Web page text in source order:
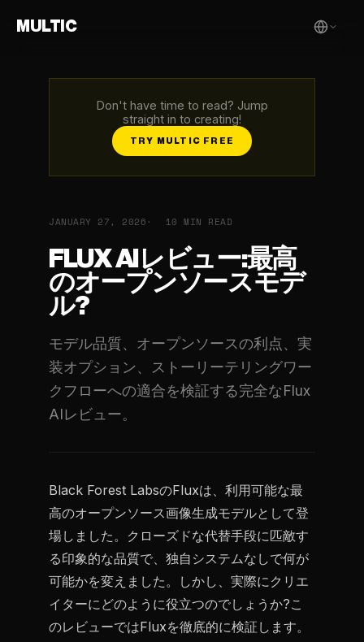
MULTIC
Don't have time to read? Jump
straight in to creating!
TRY MULTIC FREE
JANUARY 27, 2026 10 MIN READ
FLUX AIレビュー:最高
のオープンソースモデ
ル?
モデル品質、オープンソースの利点、実
装オプション、ストーリーテリングワー
クフローへの適合を検証する完全なFlux
AIレビュー。
Black Forest LabsのFluxは、利用可能な最
高のオープンソース画像生成モデルとして登
場しました。クローズドな代替手段に匹敵す
る印象的な品質で、独自システムなしで何が
可能かを変えました。しかし、実際にクリエ
イターにどのように役立つのでしょうか?こ
のレビューではFluxを徹底的に検証します。